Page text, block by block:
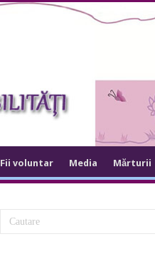
Fii voluntar Media Mărturii